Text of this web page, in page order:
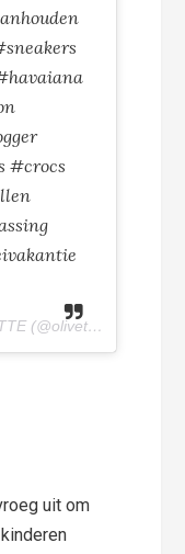
#crocs
Een bericht gedeeld door OLIVETTE (@olivettepuntnl) op
uit om